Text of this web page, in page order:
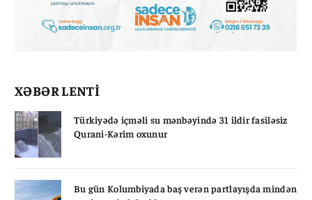
XƏBƏR LENTİ
Türkiyədə içməli su mənbəyində 31 ildir fasiləsiz
Qurani-Kərim oxunur
Bu gün Kolumbiyada baş verən partlayışda mindən